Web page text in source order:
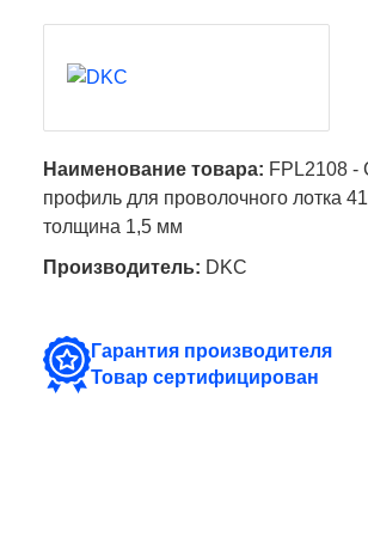
Наименование товара: FPL2108 -
профиль для проволочного лотка
толщина 1,5 мм
Производитель: DKC
Гарантия производителя
Товар сертифицирован